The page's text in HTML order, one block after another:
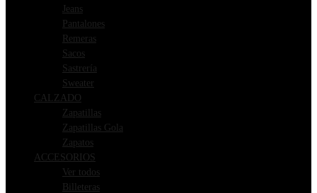
Jeans
Pantalones
Remeras
Sacos
Sastrería
Sweater
CALZADO
Zapatillas
Zapatillas Gola
Zapatos
ACCESORIOS
Ver todos
Billeteras